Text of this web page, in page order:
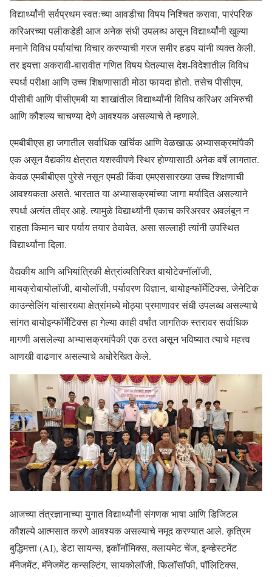
विद्यार्थ्यांनी सर्वप्रथम स्वतःच्या आवडीचा विषय निश्चित करावा, पारंपरिक
करिअरच्या पलीकडेही आज अनेक संधी उपलब्ध असून विद्यार्थ्यांनी खुल्या
मनाने विविध पर्यायांचा विचार करण्याची गरज समीर हडप यांनी व्यक्त केली.
तर इयत्ता अकरावी-बारावीत गणित विषय घेतल्यास देश-विदेशातील विविध
स्पर्धा परीक्षा आणि उच्च शिक्षणासाठी मोठा फायदा होतो. तसेच पीसीएम,
पीसीबी आणि पीसीएमबी या शाखांतील विद्यार्थ्यांनी विविध करिअर अभिरुची
आणि कौशल्य चाचण्या देणे आवश्यक असल्याचे ते म्हणाले.
एमबीबीएस हा जगातील सर्वाधिक खर्चिक आणि वेळखाऊ अभ्यासक्रमांपैकी
एक असून वैद्यकीय क्षेत्रात यशस्वीपणे स्थिर होण्यासाठी अनेक वर्षे लागतात.
केवळ एमबीबीएस पुरेसे नसून एमडी किंवा एमएससारख्या उच्च शिक्षणाची
आवश्यकता असते. भारतात या अभ्यासक्रमांच्या जागा मर्यादित असल्याने
स्पर्धा अत्यंत तीव्र आहे. त्यामुळे विद्यार्थ्यांनी एकाच करिअरवर अवलंबून न
राहता किमान चार पर्याय तयार ठेवावेत, असा सल्लाही त्यांनी उपस्थित
विद्यार्थ्यांना दिला.
वैद्यकीय आणि अभियांत्रिकी क्षेत्रांव्यतिरिक्त बायोटेक्नॉलॉजी,
मायक्रोबायोलॉजी, बायोलॉजी, पर्यावरण विज्ञान, बायोइन्फॉर्मेटिक्स, जेनेटिक
काउन्सेलिंग यांसारख्या क्षेत्रांमध्ये मोठ्या प्रमाणावर संधी उपलब्ध असल्याचे
सांगत बायोइन्फॉर्मेटिक्स हा गेल्या काही वर्षांत जागतिक स्तरावर सर्वाधिक
मागणी असलेल्या अभ्यासक्रमांपैकी एक ठरत असून भविष्यात त्याचे महत्त्व
आणखी वाढणार असल्याचे अधोरेखित केले.
आजच्या तंत्रज्ञानाच्या युगात विद्यार्थ्यांनी संगणक भाषा आणि डिजिटल
कौशल्ये आत्मसात करणे आवश्यक असल्याचे नमूद करण्यात आले. कृत्रिम
बुद्धिमत्ता (AI), डेटा सायन्स, इकॉनॉमिक्स, क्लायमेट चेंज, इन्व्हेस्टमेंट
मॅनेजमेंट, मॅनेजमेंट कन्सल्टिंग, सायकोलॉजी, फिलॉसॉफी, पॉलिटिक्स,